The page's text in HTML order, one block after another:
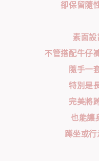
卻保留隨
素面設
不管搭配牛仔
隨手一
特別是
完美將
也能讓
蹲坐或